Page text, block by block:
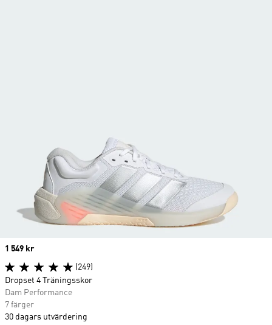
Price
1 549 kr
(249)
Dropset 4 Träningsskor
Dam Performance
7 färger
30 dagars utvärdering